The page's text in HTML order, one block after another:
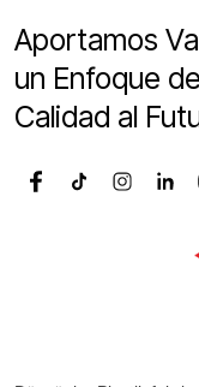
Aportamos
un Enfoque
Calidad al